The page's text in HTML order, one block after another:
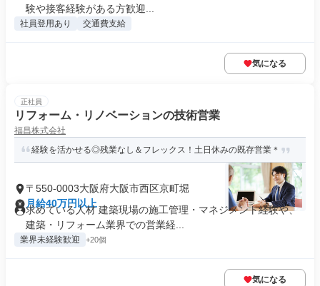
験や接客経験がある方歓迎...
社員登用あり 交通費支給
気になる
正社員
リフォーム・リノベーションの技術営業
福昌株式会社
経験を活かせる◎残業なし＆フレックス！土日休みの既存営業＊
〒550-0003大阪府大阪市西区京町堀
月給40万円以上
求めている人材 建築現場の施工管理・マネジメント経験や、
建築・リフォーム業界での営業経...
業界未経験歓迎 +20個
気になる